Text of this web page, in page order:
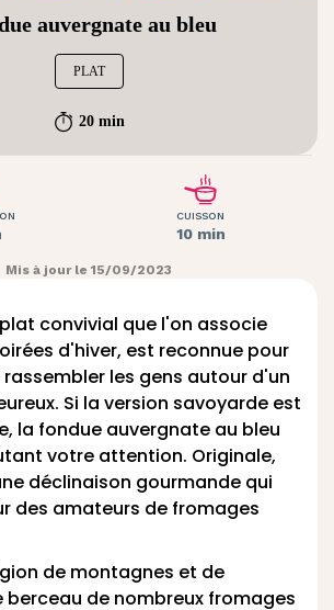
auvergnate au bleu
PLAT
20 min
CUISSON
10 min
Mis à jour le 15/09/2023
convivial que l'on associe
d'hiver, est reconnue pour
les gens autour d'un
Si la version savoyarde est
la fondue auvergnate au bleu
votre attention. Originale,
déclinaison gourmande qui
des amateurs de fromages
de montagnes et de
berceau de nombreux fromages